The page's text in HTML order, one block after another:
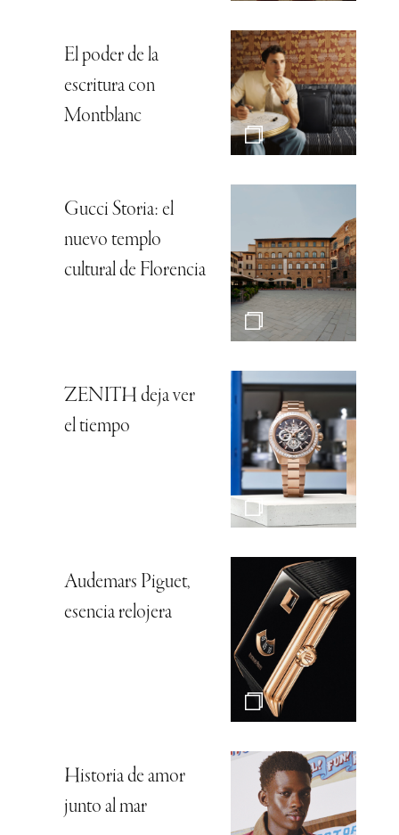
El poder de la
escritura con
Montblanc
Gucci Storia: el
nuevo templo
cultural de Florencia
ZENITH deja ver
el tiempo
Audemars Piguet,
esencia relojera
Historia de amor
junto al mar